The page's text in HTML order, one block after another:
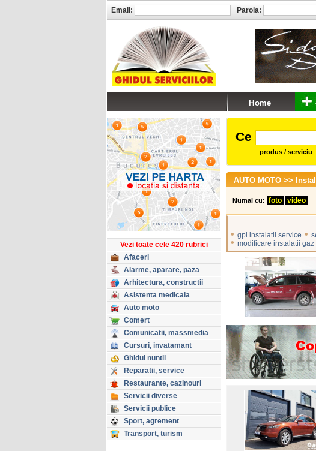
Vezi toate cele 420 rubrici
Afaceri
Alarme, aparare, paza
Arhitectura, constructii
Asistenta medicala
Auto moto
Comert
Comunicatii, massmedia
Cursuri, invatamant
Ghidul nuntii
Reparatii, service
Restaurante, cazinouri
Servicii diverse
Servicii publice
Sport, agrement
Transport, turism
Ce
produs / serviciu
AUTO MOTO >>
Numai cu: foto video
• gpl instalatii service •
• modificare instalatii gaz
Email: Parola: